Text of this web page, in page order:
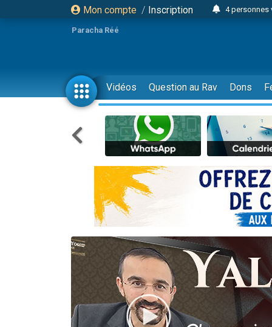
Mon compte / Inscription
4 personnes
3
13
2
30
Il reste
12
3
2
3
8
Nouvelle
61
Ariel vient
Paracha Réé
Vidéos Question au Rav Dons